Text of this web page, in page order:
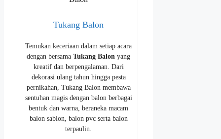
Tukang Balon
Temukan keceriaan dalam setiap acara
dengan bersamaTukang Balon yang
kreatif dan berpengalaman. Dari
dekorasi ulang tahun hingga pesta
pernikahan, Tukang Balon membawa
sentuhan magis dengan balon berbagai
bentuk dan warna, beraneka macam
balon sablon, balon pvc serta balon
terpaulin.